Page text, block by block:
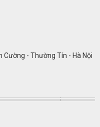
Cường - Thường Tín - Hà Nội